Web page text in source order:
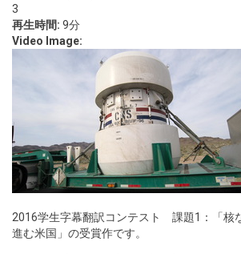
3
再生時間: 9分
Video Image:
2016学生字幕翻訳コンテスト 課題1：「核
進む米国」の受賞作です。